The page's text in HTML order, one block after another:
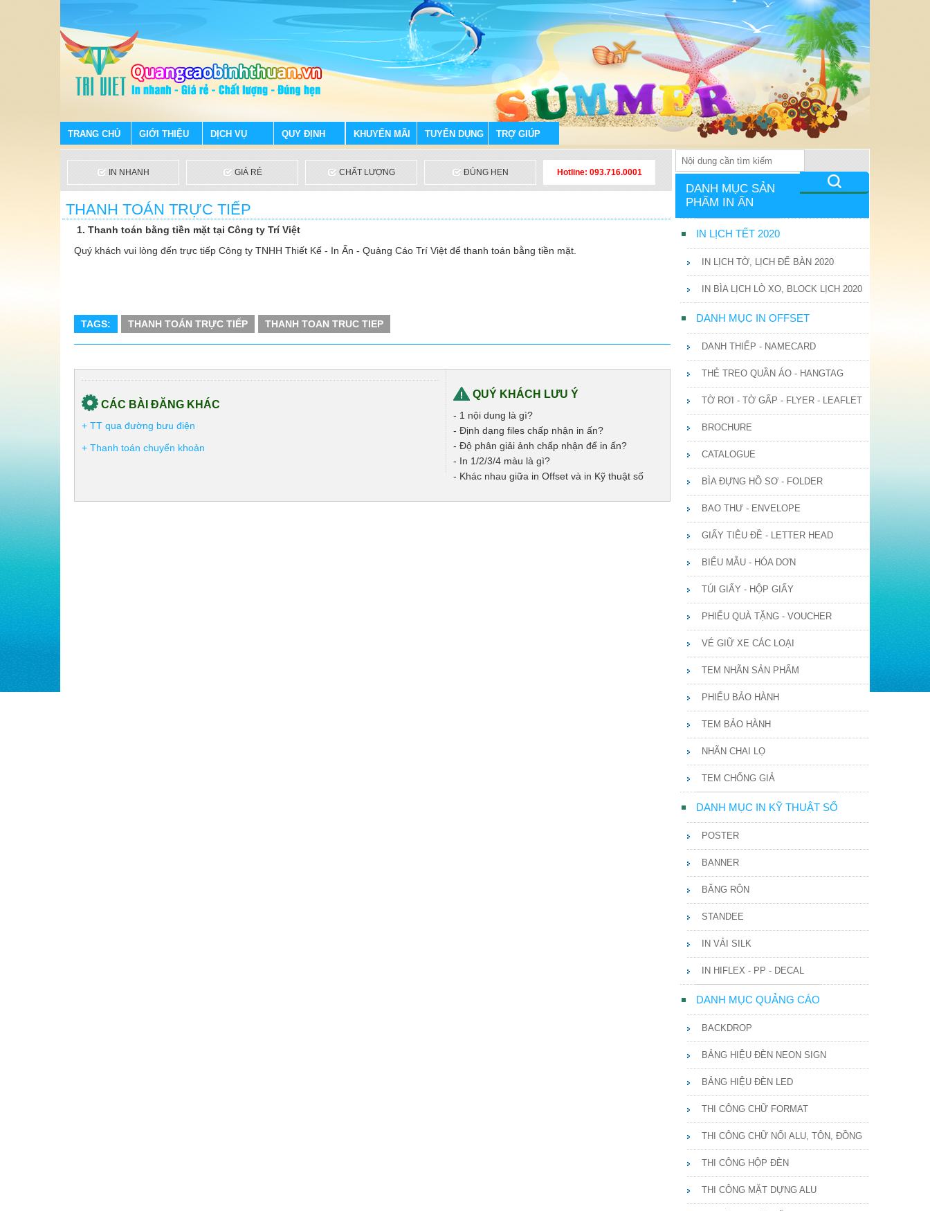
TRANG CHỦ GIỚI THIỆU DỊCH VỤ QUY ĐỊNH KHUYẾN MÃI TUYỂN DỤNG TRỢ GIÚP
IN NHANH GIÁ RẺ CHẤT LƯỢNG ĐÚNG HẸN Hotline: 093.716.0001
THANH TOÁN TRỰC TIẾP
1. Thanh toán bằng tiền mặt tại Công ty Trí Việt
Quý khách vui lòng đến trực tiếp Công ty TNHH Thiết Kế - In Ấn - Quảng Cáo Trí Việt để thanh toán bằng tiền mặt.
TAGS: THANH TOÁN TRỰC TIẾP THANH TOAN TRUC TIEP
CÁC BÀI ĐĂNG KHÁC
+ TT qua đường bưu điện
+ Thanh toán chuyển khoản
QUÝ KHÁCH LƯU Ý
- 1 nội dung là gì?
- Định dạng files chấp nhận in ấn?
- Độ phân giải ảnh chấp nhận để in ấn?
- In 1/2/3/4 màu là gì?
- Khác nhau giữa in Offset và in Kỹ thuật số
DANH MỤC SẢN
PHẨM IN ẤN
IN LỊCH TẾT 2020
IN LỊCH TỜ, LỊCH ĐỂ BÀN 2020
IN BÌA LỊCH LÒ XO, BLOCK LỊCH 2020
DANH MỤC IN OFFSET
DANH THIẾP - NAMECARD
THẺ TREO QUẦN ÁO - HANGTAG
TỜ RƠI - TỜ GẤP - FLYER - LEAFLET
BROCHURE
CATALOGUE
BÌA ĐỰNG HỒ SƠ - FOLDER
BAO THƯ - ENVELOPE
GIẤY TIÊU ĐỀ - LETTER HEAD
BIỂU MẪU - HÓA DƠN
TÚI GIẤY - HỘP GIẤY
PHIẾU QUÀ TẶNG - VOUCHER
VÉ GIỮ XE CÁC LOẠI
TEM NHÃN SẢN PHẨM
PHIẾU BẢO HÀNH
TEM BẢO HÀNH
NHÃN CHAI LỌ
TEM CHỐNG GIẢ
DANH MỤC IN KỸ THUẬT SỐ
POSTER
BANNER
BĂNG RÔN
STANDEE
IN VẢI SILK
IN HIFLEX - PP - DECAL
DANH MỤC QUẢNG CÁO
BACKDROP
BẢNG HIỆU ĐÈN NEON SIGN
BẢNG HIỆU ĐÈN LED
THI CÔNG CHỮ FORMAT
THI CÔNG CHỮ NỔI ALU, TÔN, ĐỒNG
THI CÔNG HỘP ĐÈN
THI CÔNG MẶT DỰNG ALU